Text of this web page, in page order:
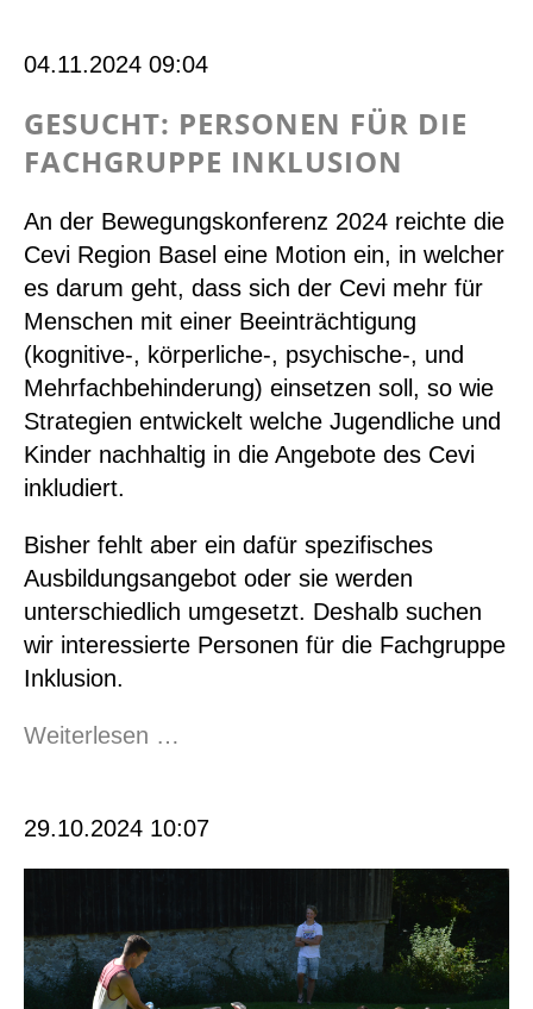
die
Gender
&
04.11.2024 09:04
GESUCHT: PERSONEN FÜR DIE
FACHGRUPPE INKLUSION
An der Bewegungskonferenz 2024 reichte die
Cevi Region Basel eine Motion ein, in welcher
es darum geht, dass sich der Cevi mehr für
Menschen mit einer Beeinträchtigung
(kognitive-, körperliche-, psychische-, und
Mehrfachbehinderung) einsetzen soll, so wie
Strategien entwickelt welche Jugendliche und
Kinder nachhaltig in die Angebote des Cevi
inkludiert.
Bisher fehlt aber ein dafür spezifisches
Ausbildungsangebot oder sie werden
unterschiedlich umgesetzt. Deshalb suchen
wir interessierte Personen für die Fachgruppe
Inklusion.
Weiterlesen …
die
Fachgruppe
29.10.2024 10:07